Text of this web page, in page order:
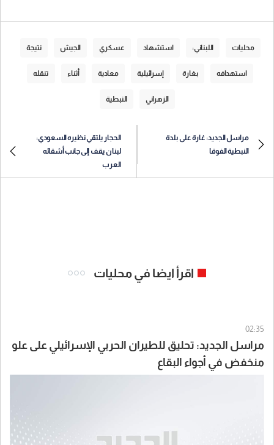
محليات اللبناني: استشهاد عسكري الجيش نتيجة
استهدافه بغارة إسرائيلية معادية أثناء تنقله
الزهراني النبطية
مراسل الجديد: غارة على بلدة
النبطية الفوقا
الحجار يلتقي نظيره السعودي:
لبنان يقف إلى جانب أشقائه
العرب
اقرأ ايضا في محليات
02:35
مراسل الجديد: تحليق للطيران الحربي الإسرائيلي على علو
منخفض في أجواء البقاع